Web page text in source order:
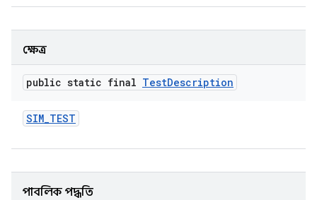
ক্ষেত্র
public static final TestDescription
SIM_TEST
পাবলিক পদ্ধতি